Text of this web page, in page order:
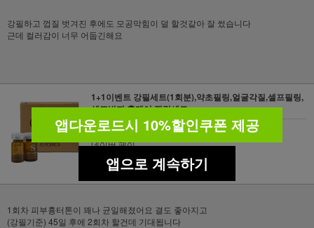
강필하고 껍질 벗겨진 후에도 모공막힘이 덜 할것같아 잘 썼습니다
근데 컬러감이 너무 어둡긴해요
1+1이벤트 강필세트(1회분),약초필링,얼굴각질,셀프필링,
셀프박피,홈케어 필링세트
1회차 피부흉터톤이 꽤나 균...
네이버 페이
품질♥♥♥♥♥
배송♥♥♥♥♥
1회차 피부흉터톤이 꽤나 균일해졌어요 결도 좋아지고
(강필기준) 45일 후에 2회차 할건데 기대됩니다
앱다운로드시 10%할인쿠폰 제공
앱으로 계속하기